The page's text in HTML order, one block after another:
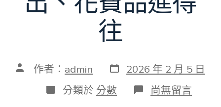
往
文 作者： admin 發
表
日
期
2026 年 2 月 5 日
分
類
分類於 分數 在
〈一
尚無留言